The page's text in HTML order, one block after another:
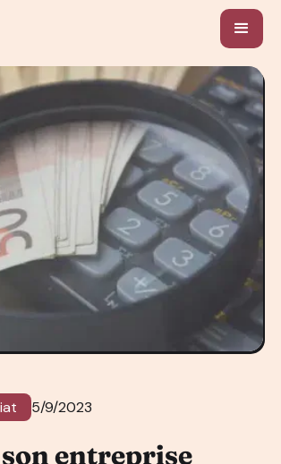
5/9/2023
entreprise